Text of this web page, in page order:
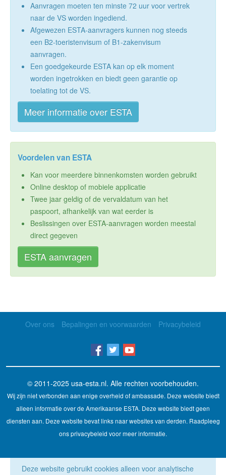
Aanvragen moeten ten minste 72 uur voor vertrek
naar de VS worden ingediend.
Afgewezen ESTA-aanvragers kunnen nog steeds
een B2-toeristenvisum of B1-zakenvisum
aanvragen.
Een goedgekeurde ESTA kan op elk moment
worden ingetrokken en biedt geen garantie op
toelating tot de VS.
Meer informatie over ESTA
Voordelen van ESTA
Kan voor meerdere binnenkomsten worden gebruikt
Online desktop of mobiele applicatie
Twee jaar geldig of de vervaldatum van het
paspoort, afhankelijk van wat eerder is
Beslissingen over ESTA-aanvragen worden meestal
direct gegeven
ESTA aanvragen
Over ons Bepalingen en voorwaarden Privacybeleid
© 2011-2025 usa-esta.nl. Alle rechten voorbehouden.
Wij zijn niet verbonden aan enige overheid of ambassade. Deze website biedt
alleen informatie over de Amerikaanse ESTA. Deze website biedt geen
diensten aan. Deze website bevat links naar websites van derden. Raadpleeg
ons privacybeleid voor meer informatie.
Deze website gebruikt cookies alleen voor analytische